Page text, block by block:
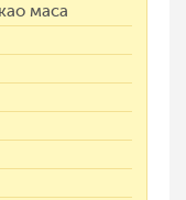
маса